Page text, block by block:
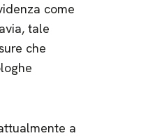
come
tale
che
a